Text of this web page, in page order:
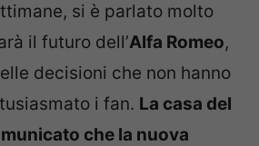
si è parlato molto
il futuro dell’Alfa Romeo,
decisioni che non hanno
i fan. La casa del
che la nuova